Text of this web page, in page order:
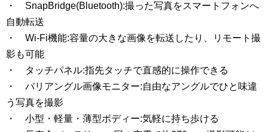
・ SnapBridge(Bluetooth):撮った写真をスマートフォンへ
自動転送
・ Wi-Fi機能:容量の大きな画像を転送したり、リモート撮
影も可能
・ タッチパネル:指先タッチで直感的に操作できる
・ バリアングル画像モニター:自由なアングルでひと味違
う写真を撮影
・ 小型・軽量・薄型ボディー:気軽に持ち歩ける